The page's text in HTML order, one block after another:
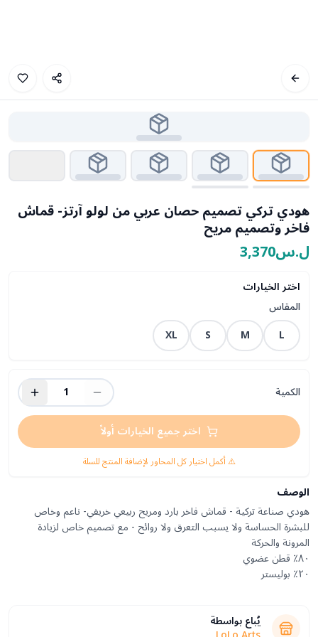
هودي تركي تصميم حصان عربي من لولو آرتز- قماش
فاخر وتصميم مريح
ل.س3,370
اختر الخيارات
المقاس
L
M
S
XL
الكمية
1
اختر جميع الخيارات أولاً
⚠️ أكمل اختيار كل المحاور لإضافة المنتج للسلة
الوصف
هودي صناعة تركية - قماش فاخر بارد ومريح ربيعي خريفي- ناعم وخاص
للبشرة الحساسة ولا يسبب التعرق ولا روائح - مع تصميم خاص لزيادة
٢٠٪ بوليستر
يُباع بواسطة